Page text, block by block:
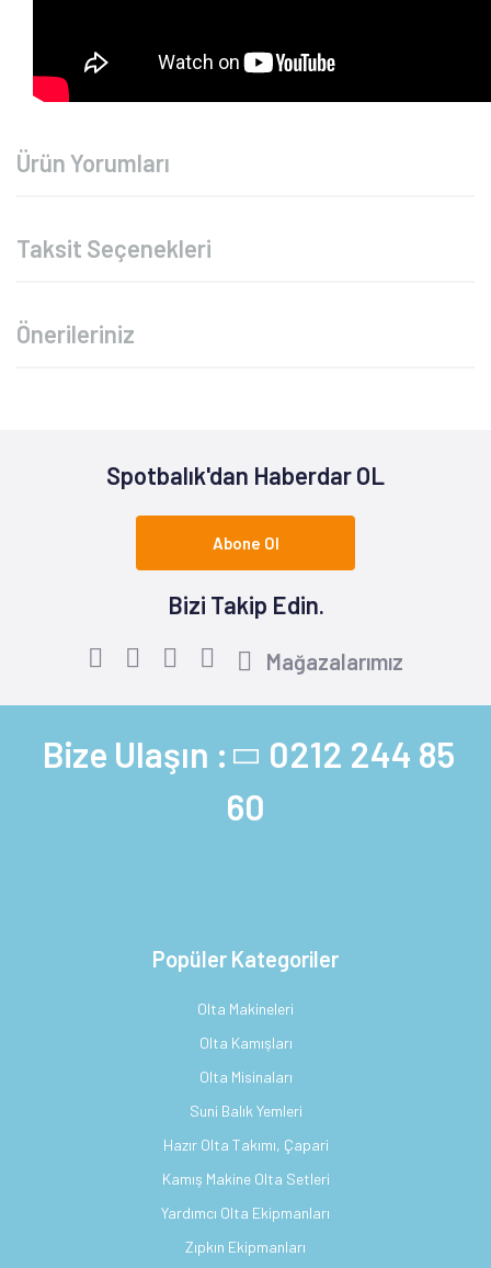
Ürün Yorumları
Taksit Seçenekleri
Önerileriniz
Spotbalık'dan Haberdar OL
Abone Ol
Bizi Takip Edin.
Mağazalarımız
Bize Ulaşın : 0212 244 85
60
Popüler Kategoriler
Olta Makineleri
Olta Kamışları
Olta Misinaları
Suni Balık Yemleri
Hazır Olta Takımı, Çapari
Kamış Makine Olta Setleri
Yardımcı Olta Ekipmanları
Zıpkın Ekipmanları